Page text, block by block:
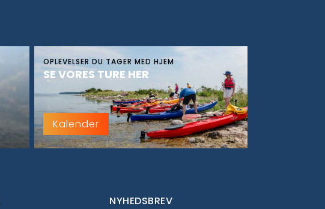
OPLEVELSER DU TAGER MED HJEM
SE VORES TURE HER
Kalender
NYHEDSBREV